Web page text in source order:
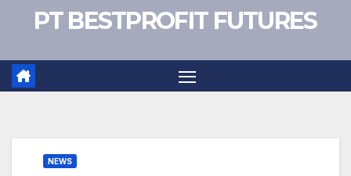
PT BESTPROFIT FUTURES
NEWS